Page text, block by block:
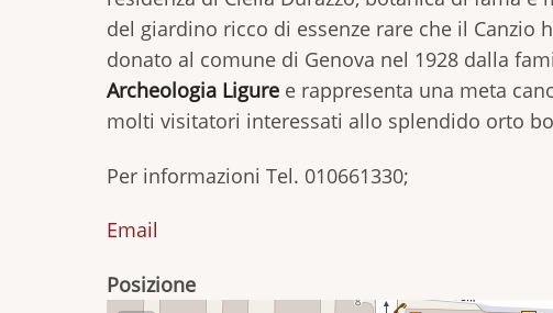
del giardino ricco di essenze rare che il
donato al comune di Genova nel 1928 dalla
Archeologia Ligure e rappresenta una meta
molti visitatori interessati allo splendido orto
Per informazioni Tel. 010661330;
Email
Posizione